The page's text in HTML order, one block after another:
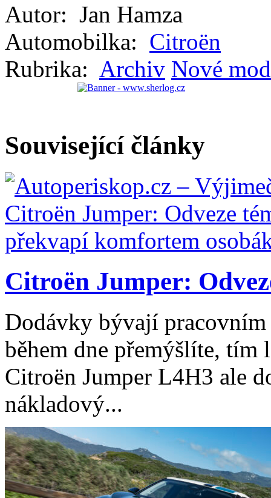
Autor: Jan Hamza
Automobilka: Citroën
Rubrika: Archiv Nové
Související články
Citroën Jumper:
Dodávky bývají
během dne přemýšlíte,
Citroën Jumper L4H3 ale
nákladový...